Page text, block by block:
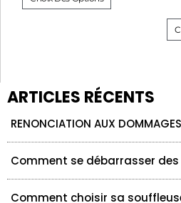
ARTICLES RÉCENTS
RENONCIATION AUX DOMMAGES
Comment se débarrasser
Comment choisir sa